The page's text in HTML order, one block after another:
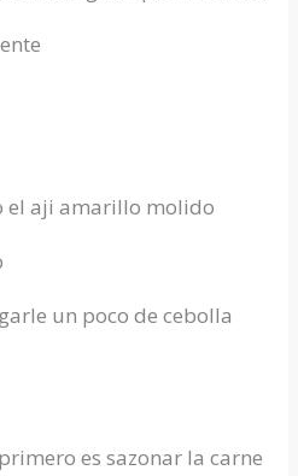
el aji amarillo molido
un poco de cebolla
es sazonar la carne